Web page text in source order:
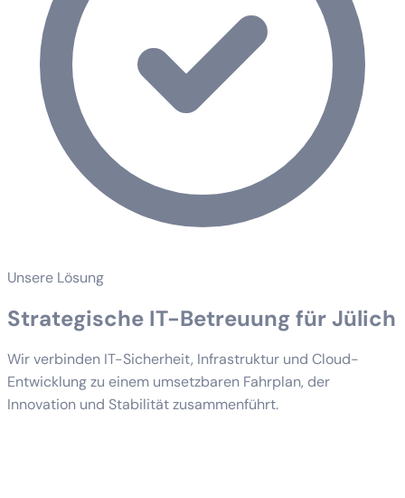
Unsere Lösung
Strategische IT-Betreuung für Jülich
Wir verbinden IT-Sicherheit, Infrastruktur und Cloud-
Entwicklung zu einem umsetzbaren Fahrplan, der
Innovation und Stabilität zusammenführt.